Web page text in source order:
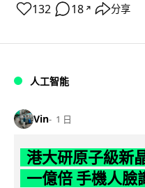
132 18 ↗ 分享
人工智能
Vin 1 日
港大研原子級新
一億倍 手機人臉